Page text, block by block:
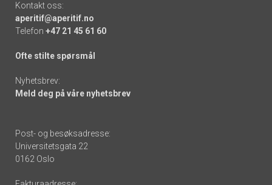
Kontakt oss:
aperitif@aperitif.no
Telefon +47 21 45 61 60
Ofte stilte spørsmål
Nyhetsbrev:
Meld deg på våre nyhetsbrev
Post- og besøksadresse:
Universitetsgata 22
0162 Oslo